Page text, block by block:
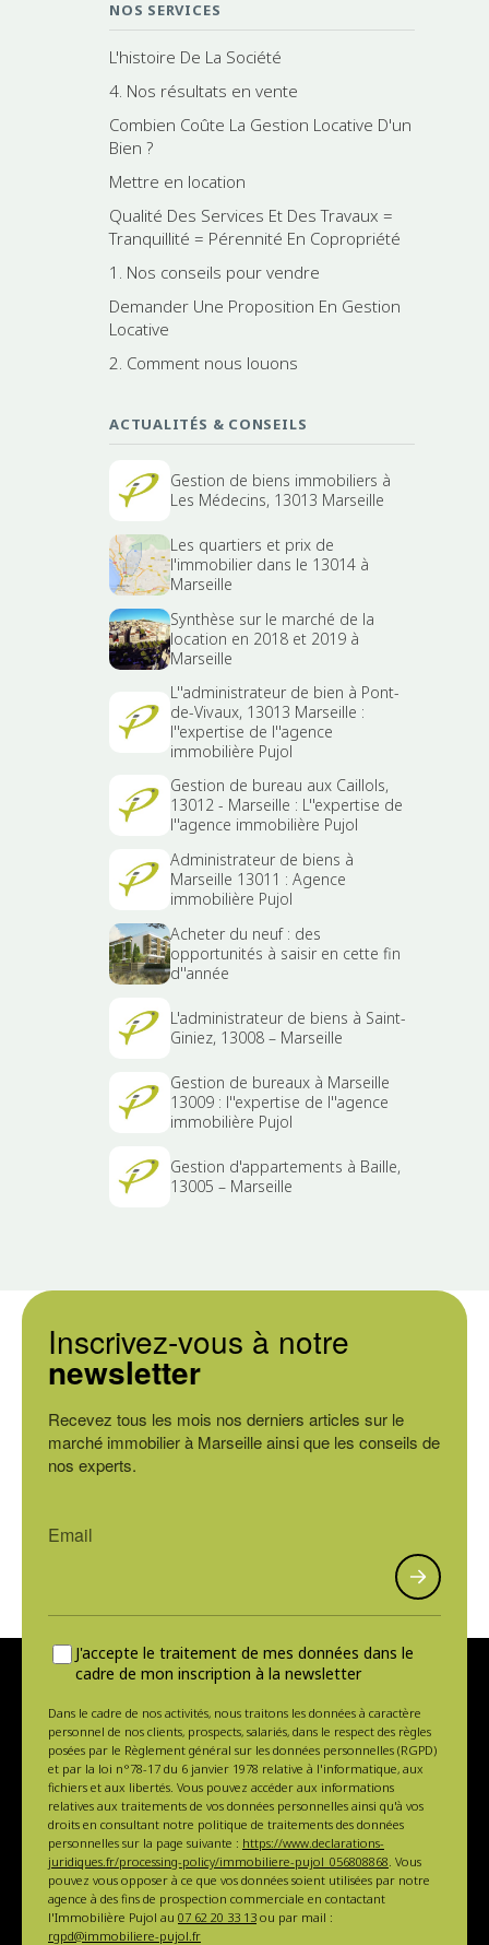
NOS SERVICES
L'histoire De La Société
4. Nos résultats en vente
Combien Coûte La Gestion Locative D'un
Bien ?
Mettre en location
Qualité Des Services Et Des Travaux =
Tranquillité = Pérennité En Copropriété
1. Nos conseils pour vendre
Demander Une Proposition En Gestion
Locative
2. Comment nous louons
ACTUALITÉS & CONSEILS
Gestion de biens immobiliers à
Les Médecins, 13013 Marseille
Les quartiers et prix de
l'immobilier dans le 13014 à
Marseille
Synthèse sur le marché de la
location en 2018 et 2019 à
Marseille
L''administrateur de bien à Pont-
de-Vivaux, 13013 Marseille :
l''expertise de l''agence
immobilière Pujol
Gestion de bureau aux Caillols,
13012 - Marseille : L''expertise de
l''agence immobilière Pujol
Administrateur de biens à
Marseille 13011 : Agence
immobilière Pujol
Acheter du neuf : des
opportunités à saisir en cette fin
d''année
L'administrateur de biens à Saint-
Giniez, 13008 – Marseille
Gestion de bureaux à Marseille
13009 : l''expertise de l''agence
immobilière Pujol
Gestion d'appartements à Baille,
13005 – Marseille
Inscrivez-vous à notre
newsletter
Recevez tous les mois nos derniers articles sur le
marché immobilier à Marseille ainsi que les conseils de
nos experts.
J'accepte le traitement de mes données dans le
cadre de mon inscription à la newsletter
Dans le cadre de nos activités, nous traitons les données à caractère
personnel de nos clients, prospects, salariés, dans le respect des règles
posées par le Règlement général sur les données personnelles (RGPD)
et par la loi n°78-17 du 6 janvier 1978 relative à l'informatique, aux
fichiers et aux libertés. Vous pouvez accéder aux informations
relatives aux traitements de vos données personnelles ainsi qu'à vos
droits en consultant notre politique de traitements des données
personnelles sur la page suivante : https://www.declarations-
juridiques.fr/processing-policy/immobiliere-pujol_056808868 . Vous
pouvez vous opposer à ce que vos données soient utilisées par notre
agence à des fins de prospection commerciale en contactant
l'Immobilière Pujol au 07 62 20 33 13 ou par mail :
rgpd@immobiliere-pujol.fr